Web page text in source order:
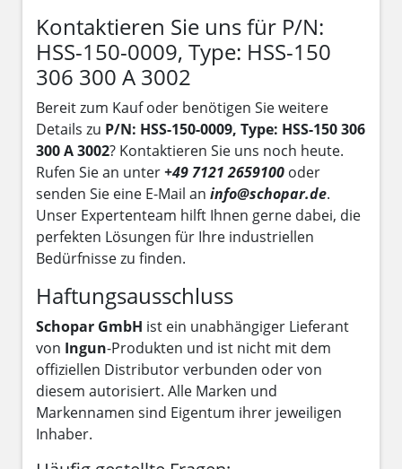
Kontaktieren Sie uns für P/N:
HSS-150-0009, Type: HSS-150
306 300 A 3002
Bereit zum Kauf oder benötigen Sie weitere
Details zu P/N: HSS-150-0009, Type: HSS-150 306
300 A 3002? Kontaktieren Sie uns noch heute.
Rufen Sie an unter+49 7121 2659100 oder
senden Sie eine E-Mail an info@schopar.de.
Unser Expertenteam hilft Ihnen gerne dabei, die
perfekten Lösungen für Ihre industriellen
Bedürfnisse zu finden.
Haftungsausschluss
Schopar GmbH ist ein unabhängiger Lieferant
von Ingun-Produkten und ist nicht mit dem
offiziellen Distributor verbunden oder von
diesem autorisiert. Alle Marken und
Markennamen sind Eigentum ihrer jeweiligen
Inhaber.